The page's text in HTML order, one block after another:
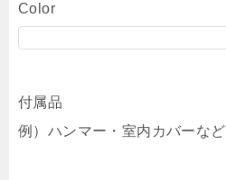
Color
付属品
例）ハンマー・室内カバーなど